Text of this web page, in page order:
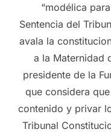
“modélica
Sentencia del
avala la
a la Maternidad
presidente de la
que considera
contenido y privar
Tribunal